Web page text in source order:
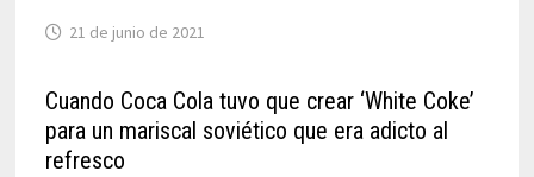
21 de junio de 2021
Cuando Coca Cola tuvo que crear ‘White Coke’
para un mariscal soviético que era adicto al
refresco